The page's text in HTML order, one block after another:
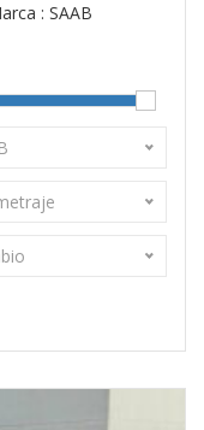
: SAAB